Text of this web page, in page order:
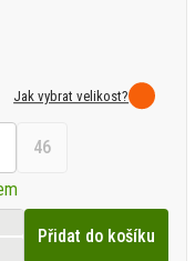
Jak vybrat velikost?
46
Přidat do košíku